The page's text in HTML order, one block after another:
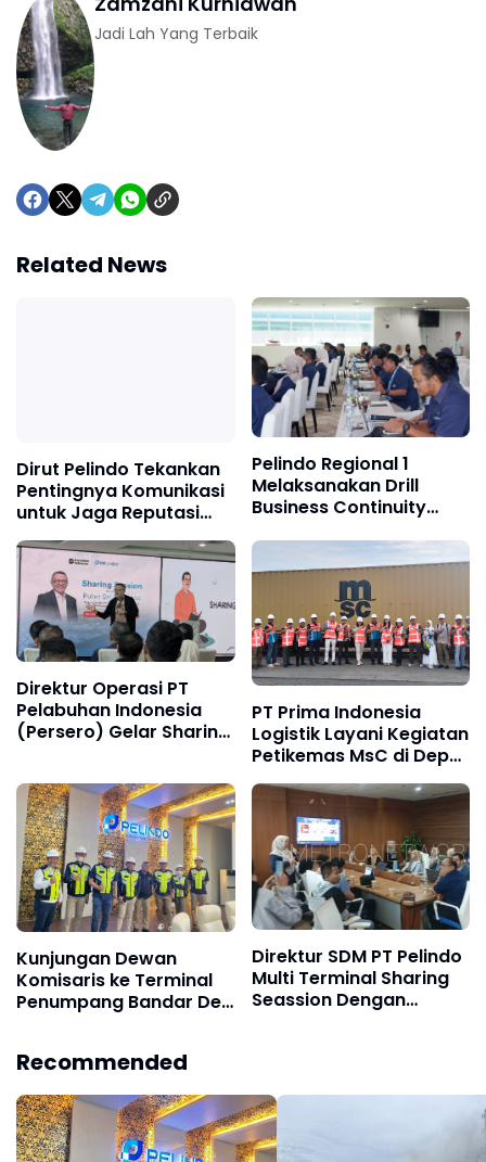
Jadi Lah Yang Terbaik
Related News
Dirut Pelindo Tekankan
Pentingnya Komunikasi
untuk Jaga Reputasi
Perusahaan
Pelindo Regional 1
Melaksanakan Drill
Business Continuity
(BCMS): Perkuat
Ketahanan Operasional
Direktur Operasi PT
Pelabuhan Indonesia
(Persero) Gelar Sharing
Session di Belawan
PT Prima Indonesia
Logistik Layani Kegiatan
Petikemas MsC di Depo
Kunjungan Dewan
Komisaris ke Terminal
Penumpang Bandar Deli,
Komitmen Pelindo
Pastikan Pelayanan
Arus Mudik Lebaran
Direktur SDM PT Pelindo
Multi Terminal Sharing
Seassion Dengan
Pemuda Pemudi
Recommended